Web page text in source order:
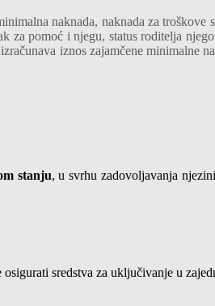
naknada, naknada za troškove
za pomoć i njegu, status roditelja
iznos zajamčene minimalne
stanju, u svrhu zadovoljavanja
sredstva za uključivanje u